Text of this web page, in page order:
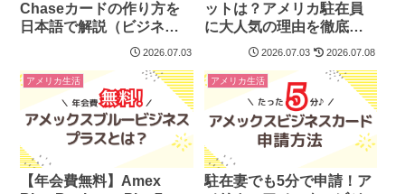
Chaseカードの作り方を
日本語で解説（ビジネ
2026.07.03
ットは？アメリカ駐在員
に大人気の理由を徹底解
2026.07.03 2026.07.08
アメリカ生活
【年会費無料】Amex
アメリカ生活
駐在妻でも5分で申請！ア